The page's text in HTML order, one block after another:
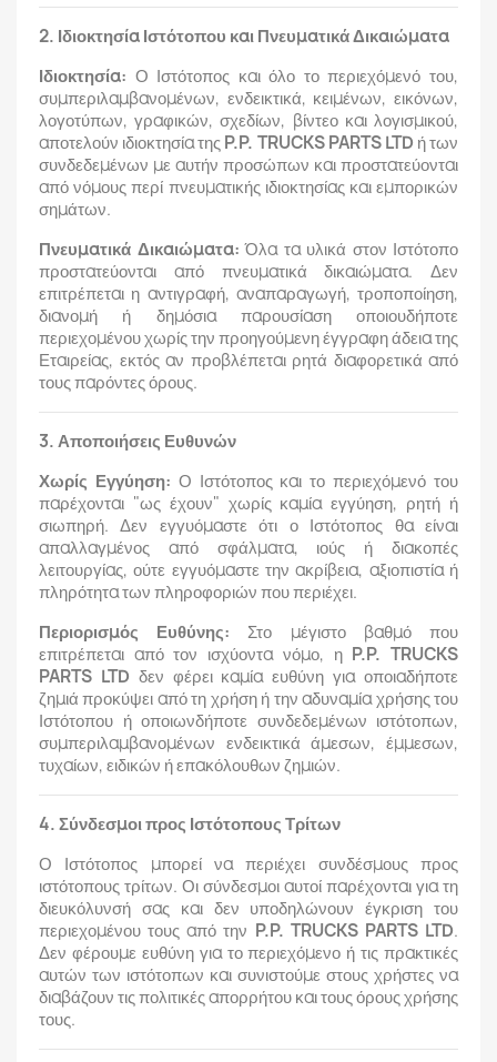
2. Ιδιοκτησία Ιστότοπου και Πνευματικά Δικαιώματα
Ιδιοκτησία: Ο Ιστότοπος και όλο το περιεχόμενό του,
συμπεριλαμβανομένων, ενδεικτικά, κειμένων, εικόνων,
λογοτύπων, γραφικών, σχεδίων, βίντεο και λογισμικού,
αποτελούν ιδιοκτησία τηςP.P. TRUCKS PARTS LTD ή των
συνδεδεμένων με αυτήν προσώπων και προστατεύονται
από νόμους περί πνευματικής ιδιοκτησίας και εμπορικών
σημάτων.
Πνευματικά Δικαιώματα: Όλα τα υλικά στον Ιστότοπο
προστατεύονται από πνευματικά δικαιώματα. Δεν
επιτρέπεται η αντιγραφή, αναπαραγωγή, τροποποίηση,
διανομή ή δημόσια παρουσίαση οποιουδήποτε
περιεχομένου χωρίς την προηγούμενη έγγραφη άδεια της
Εταιρείας, εκτός αν προβλέπεται ρητά διαφορετικά από
τους παρόντες όρους.
3. Αποποιήσεις Ευθυνών
Χωρίς Εγγύηση: Ο Ιστότοπος και το περιεχόμενό του
παρέχονται "ως έχουν" χωρίς καμία εγγύηση, ρητή ή
σιωπηρή. Δεν εγγυόμαστε ότι ο Ιστότοπος θα είναι
απαλλαγμένος από σφάλματα, ιούς ή διακοπές
λειτουργίας, ούτε εγγυόμαστε την ακρίβεια, αξιοπιστία ή
πληρότητα των πληροφοριών που περιέχει.
Περιορισμός Ευθύνης: Στο μέγιστο βαθμό που
επιτρέπεται από τον ισχύοντα νόμο, η P.P. TRUCKS
PARTS LTD δεν φέρει καμία ευθύνη για οποιαδήποτε
ζημιά προκύψει από τη χρήση ή την αδυναμία χρήσης του
Ιστότοπου ή οποιωνδήποτε συνδεδεμένων ιστότοπων,
συμπεριλαμβανομένων ενδεικτικά άμεσων, έμμεσων,
τυχαίων, ειδικών ή επακόλουθων ζημιών.
4. Σύνδεσμοι προς Ιστότοπους Τρίτων
Ο Ιστότοπος μπορεί να περιέχει συνδέσμους προς
ιστότοπους τρίτων. Οι σύνδεσμοι αυτοί παρέχονται για τη
διευκόλυνσή σας και δεν υποδηλώνουν έγκριση του
περιεχομένου τους από την P.P. TRUCKS PARTS LTD.
Δεν φέρουμε ευθύνη για το περιεχόμενο ή τις πρακτικές
αυτών των ιστότοπων και συνιστούμε στους χρήστες να
διαβάζουν τις πολιτικές απορρήτου και τους όρους χρήσης
τους.